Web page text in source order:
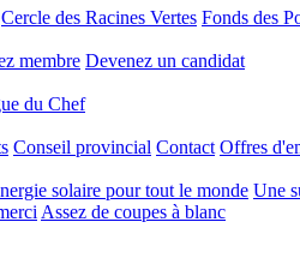
Cercle des Racines Vertes Fonds des
membre Devenez un candidat
du Chef
Conseil provincial Contact Offres
solaire pour tout le monde Une
Assez de coupes à blanc